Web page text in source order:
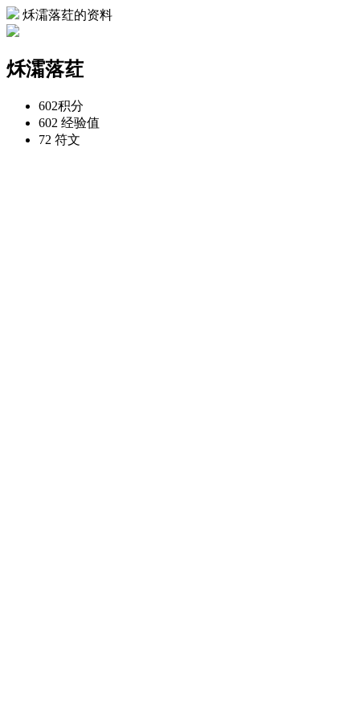
秌灀落荭的资料
秌灀落荭
602积分
602 经验值
72 符文